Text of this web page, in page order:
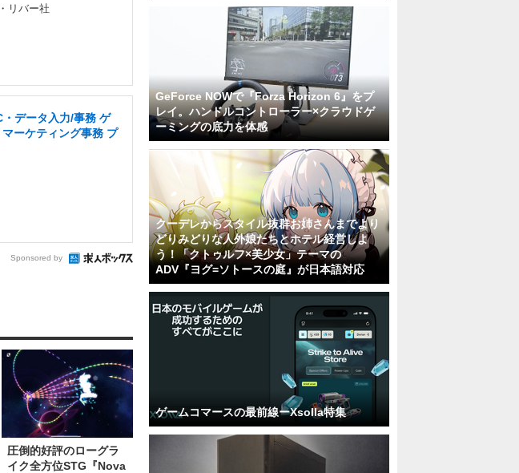
リバー社
データ入力/事務 ゲ
ーケティング事務 プ
Sponsored by
圧倒的好評のローグラ
イク全方位STG『Nova
GeForce NOWで『Forza Horizon 6』をプ
レイ。ハンドルコントローラー×クラウドゲ
ーミングの底力を体感
クーデレからスタイル抜群お姉さんまでより
どりみどりな人外娘たちとホテル経営しよ
う！「クトゥルフ×美少女」テーマの
ADV『ヨグ=ソトースの庭』が日本語対応
ゲームコマースの最前線ーXsolla特集